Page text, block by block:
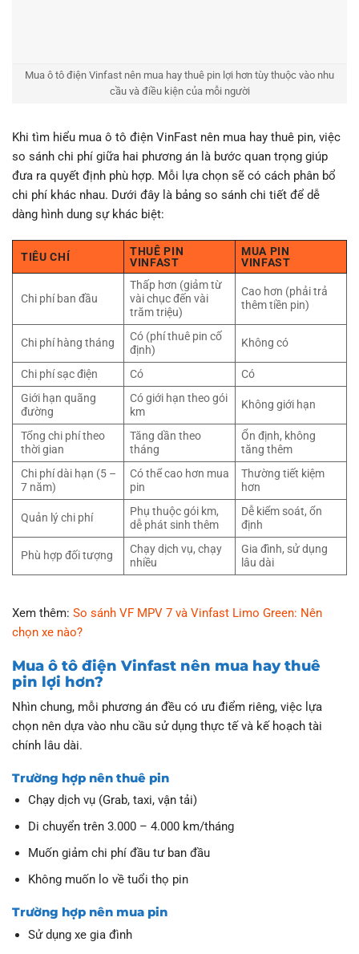
Mua ô tô điện Vinfast nên mua hay thuê pin lợi hơn tùy thuộc vào nhu
cầu và điều kiện của mỗi người
Khi tìm hiểu mua ô tô điện VinFast nên mua hay thuê pin, việc
so sánh chi phí giữa hai phương án là bước quan trọng giúp
đưa ra quyết định phù hợp. Mỗi lựa chọn sẽ có cách phân bổ
chi phí khác nhau. Dưới đây là bảng so sánh chi tiết để dễ
dàng hình dung sự khác biệt:
TIÊU CHÍ
THUÊ PIN
VINFAST
MUA PIN
VINFAST
Chi phí ban đầu
Thấp hơn (giảm từ
vài chục đến vài
trăm triệu)
Cao hơn (phải trả
thêm tiền pin)
Chi phí hàng tháng
Có (phí thuê pin cố
định)
Không có
Chi phí sạc điện Có
Có
Giới hạn quãng
đường
Có giới hạn theo gói
km
Không giới hạn
Tổng chi phí theo
thời gian
Tăng dần theo
tháng
Ổn định, không
tăng thêm
Chi phí dài hạn (5 –
7 năm)
Có thể cao hơn mua
pin
Thường tiết kiệm
hơn
Quản lý chi phí
Phụ thuộc gói km,
dễ phát sinh thêm
Dễ kiểm soát, ổn
định
Phù hợp đối tượng
Chạy dịch vụ, chạy
nhiều
Gia đình, sử dụng
lâu dài
Xem thêm: So sánh VF MPV 7 và Vinfast Limo Green: Nên
chọn xe nào?
Mua ô tô điện Vinfast nên mua hay thuê
pin lợi hơn?
Nhìn chung, mỗi phương án đều có ưu điểm riêng, việc lựa
chọn nên dựa vào nhu cầu sử dụng thực tế và kế hoạch tài
chính lâu dài.
Trường hợp nên thuê pin
Chạy dịch vụ (Grab, taxi, vận tải)
Di chuyển trên 3.000 – 4.000 km/tháng
Muốn giảm chi phí đầu tư ban đầu
Không muốn lo về tuổi thọ pin
Trường hợp nên mua pin
Sử dụng xe gia đình